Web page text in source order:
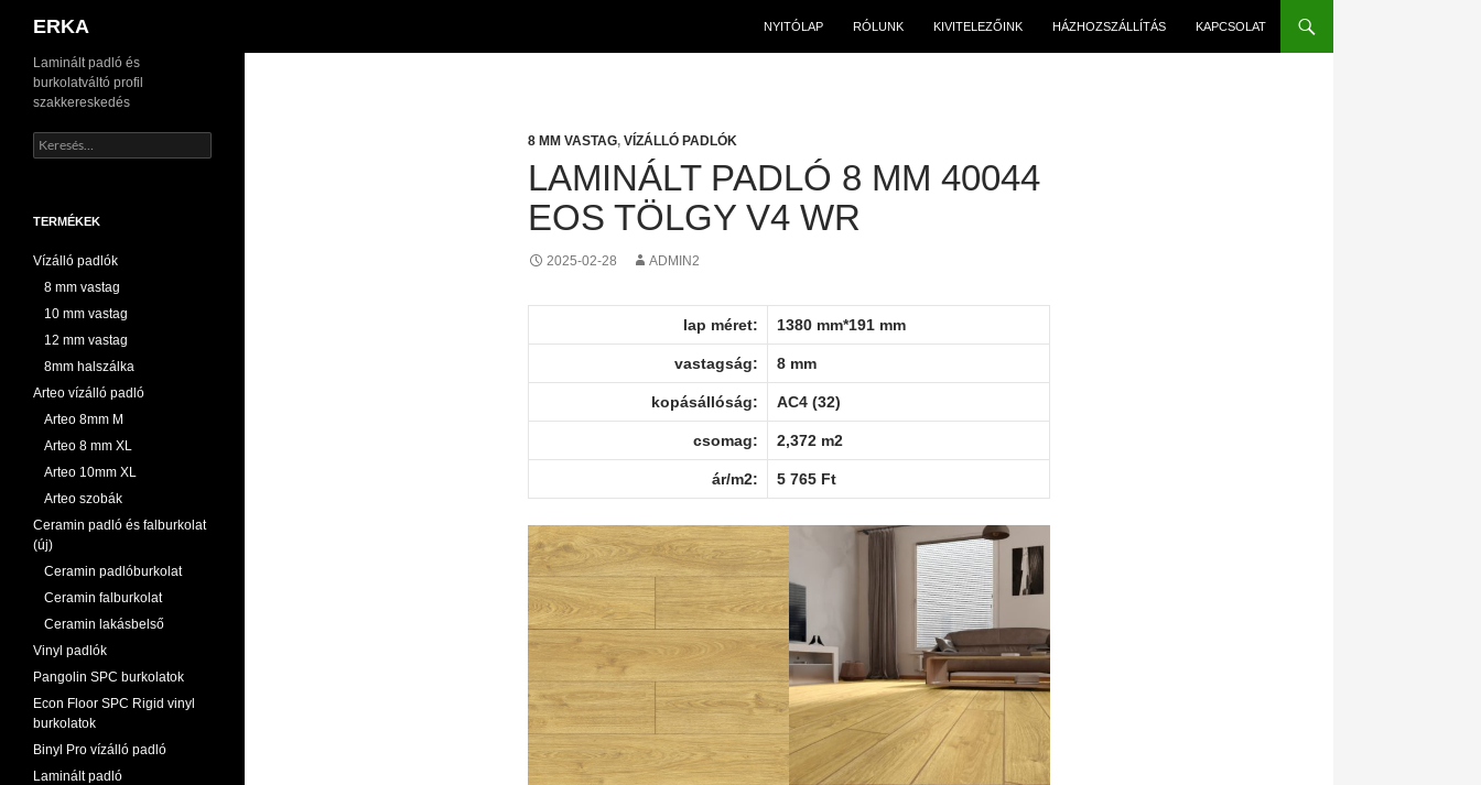
Kilépés
ERKA NYITÓLAP RÓLUNK KIVITELEZŐINK HÁZHOZSZÁLLÍTÁS KAPCSOLAT
8 MM VASTAG, VÍZÁLLÓ PADLÓK
LAMINÁLT PADLÓ 8 MM 40044
EOS TÖLGY V4 WR
2025-02-28 ADMIN2
lap méret: 1380 mm*191 mm
vastagság: 8 mm
kopásállóság: AC4 (32)
csomag: 2,372 m2
ár/m2: 5 765 Ft
Laminált padló és
burkolatváltó profil
szakkereskedés
Keresés:
TERMÉKEK
Vízálló padlók
8 mm vastag
10 mm vastag
12 mm vastag
8mm halszálka
Arteo vízálló padló
Arteo 8mm M
Arteo 8 mm XL
Arteo 10mm XL
Arteo szobák
Ceramin padló és falburkolat
(új)
Ceramin padlóburkolat
Ceramin falburkolat
Ceramin lakásbelső
Vinyl padlók
Pangolin SPC burkolatok
Econ Floor SPC Rigid vinyl
burkolatok
Binyl Pro vízálló padló
Laminált padló